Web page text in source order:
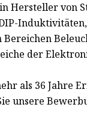
Hersteller von
der
als 36 Jahre
unsere